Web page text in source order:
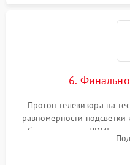
6.
Прогон телевизора на
равномерности подсветки
работы разъемов HDMI,
в рабочем режиме в